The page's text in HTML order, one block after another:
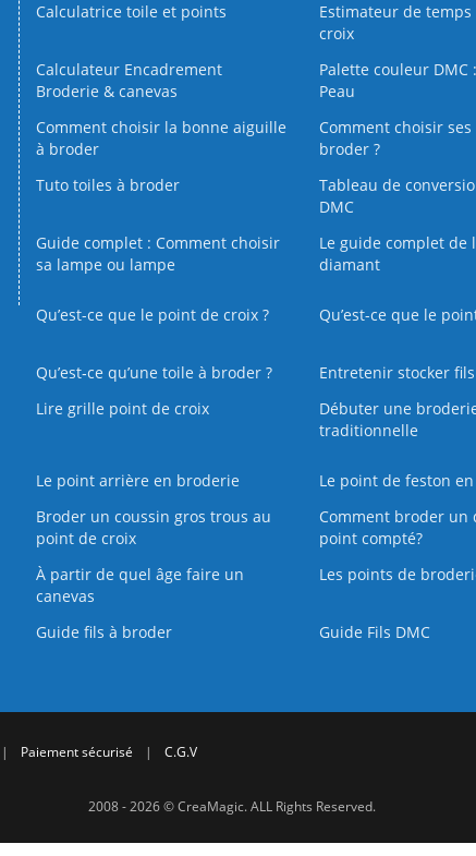
Calculatrice toile et points
Estimateur de temps
croix
Calculateur Encadrement
Broderie & canevas
Palette couleur DMC
Peau
Comment choisir la bonne aiguille
à broder
Comment choisir ses
broder ?
Tuto toiles à broder
Tableau de
DMC
Guide complet : Comment choisir
sa lampe ou lampe
Le guide complet de
diamant
Qu’est-ce que le point de croix ? Qu’est-ce que le
Qu’est‑ce qu’une toile à broder ?
Entretenir stocker
Lire grille point de croix
Débuter une
traditionnelle
Le point arrière en broderie
Le point de feston
Broder un coussin gros trous au
point de croix
Comment broder un
point compté?
À partir de quel âge faire un
canevas
Les points de
Guide fils à broder Guide Fils DMC
| Paiement sécurisé | C.G.V
2008 - 2026 © CreaMagic. ALL Rights Reserved.